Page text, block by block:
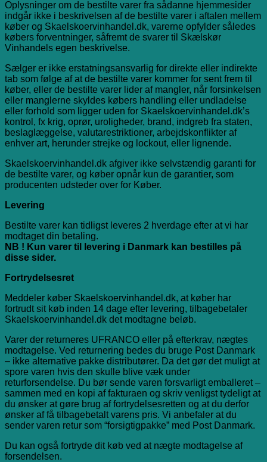
Oplysninger om de bestilte varer fra sådanne hjemmesider
indgår ikke i beskrivelsen af de bestilte varer i aftalen mellem
køber og Skaelskoervinhandel.dk, varerne opfylder således
købers forventninger, såfremt de svarer til Skælskør
Vinhandels egen beskrivelse.
Sælger er ikke erstatningsansvarlig for direkte eller indirekte
tab som følge af at de bestilte varer kommer for sent frem til
køber, eller de bestilte varer lider af mangler, når forsinkelsen
eller manglerne skyldes købers handling eller undladelse
eller forhold som ligger uden for Skaelskoervinhandel.dk’s
kontrol, fx krig, oprør, uroligheder, brand, indgreb fra staten,
beslaglæggelse, valutarestriktioner, arbejdskonflikter af
enhver art, herunder strejke og lockout, eller lignende.
Skaelskoervinhandel.dk afgiver ikke selvstændig garanti for
de bestilte varer, og køber opnår kun de garantier, som
producenten udsteder over for Køber.
Levering
Bestilte varer kan tidligst leveres 2 hverdage efter at vi har
modtaget din betaling.
NB ! Kun varer til levering i Danmark kan bestilles på
disse sider.
Fortrydelsesret
Meddeler køber Skaelskoervinhandel.dk, at køber har
fortrudt sit køb inden 14 dage efter levering, tilbagebetaler
Skaelskoervinhandel.dk det modtagne beløb.
Varer der returneres UFRANCO eller på efterkrav, nægtes
modtagelse. Ved returnering bedes du bruge Post Danmark
– ikke alternative pakke distributører. Da det gør det muligt at
spore varen hvis den skulle blive væk under
returforsendelse. Du bør sende varen forsvarligt emballeret –
sammen med en kopi af fakturaen og skriv venligst tydeligt at
du ønsker at gøre brug af fortrydelsesretten og at du derfor
ønsker af få tilbagebetalt varens pris. Vi anbefaler at du
sender varen retur som “forsigtigpakke” med Post Danmark.
Du kan også fortryde dit køb ved at nægte modtagelse af
forsendelsen.